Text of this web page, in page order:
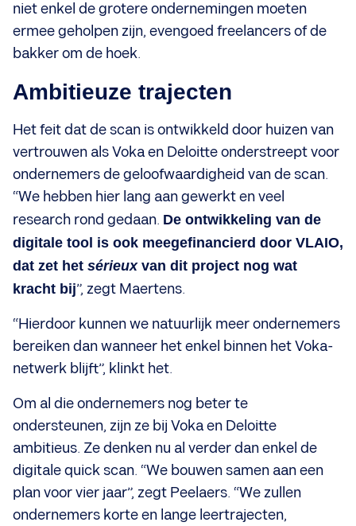
niet enkel de grotere ondernemingen moeten
ermee geholpen zijn, evengoed freelancers of de
bakker om de hoek.
Ambitieuze trajecten
Het feit dat de scan is ontwikkeld door huizen van
vertrouwen als Voka en Deloitte onderstreept voor
ondernemers de geloofwaardigheid van de scan.
“We hebben hier lang aan gewerkt en veel
research rond gedaan. De ontwikkeling van de
digitale tool is ook meegefinancierd door VLAIO,
dat zet het sérieuxvan dit project nog wat
kracht bij”, zegt Maertens.
“Hierdoor kunnen we natuurlijk meer ondernemers
bereiken dan wanneer het enkel binnen het Voka-
netwerk blijft”, klinkt het.
Om al die ondernemers nog beter te
ondersteunen, zijn ze bij Voka en Deloitte
ambitieus. Ze denken nu al verder dan enkel de
digitale quick scan. “We bouwen samen aan een
plan voor vier jaar”, zegt Peelaers. “We zullen
ondernemers korte en lange leertrajecten,